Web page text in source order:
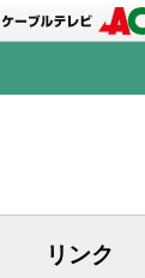
リンク